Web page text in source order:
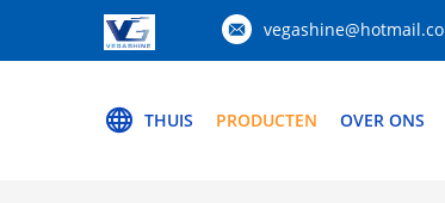
THUIS PRODUCTEN OVER ONS